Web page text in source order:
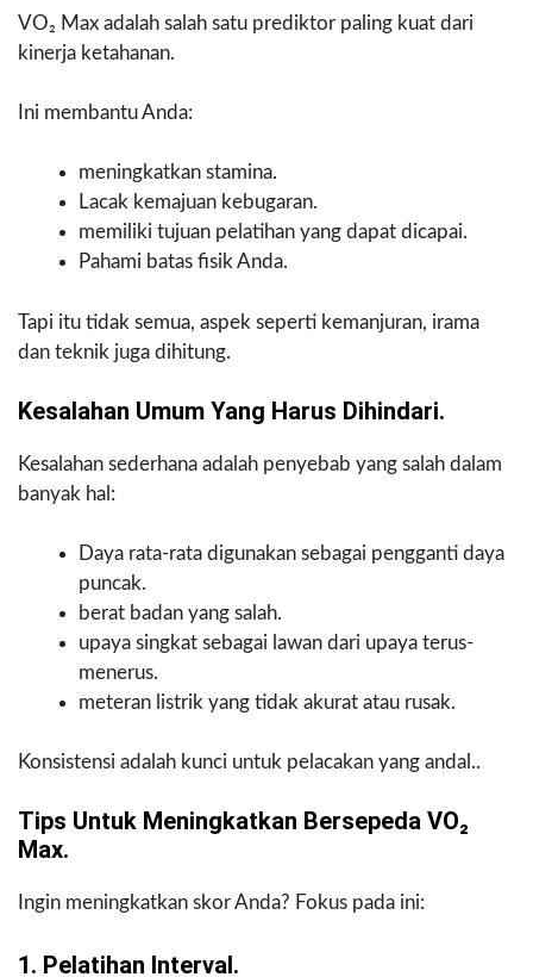
VO₂ Max adalah salah satu prediktor paling kuat dari
kinerja ketahanan.
Ini membantu Anda:
meningkatkan stamina.
Lacak kemajuan kebugaran.
memiliki tujuan pelatihan yang dapat dicapai.
Pahami batas fisik Anda.
Tapi itu tidak semua, aspek seperti kemanjuran, irama
dan teknik juga dihitung.
Kesalahan Umum Yang Harus Dihindari.
Kesalahan sederhana adalah penyebab yang salah dalam
banyak hal:
Daya rata-rata digunakan sebagai pengganti daya
puncak.
berat badan yang salah.
upaya singkat sebagai lawan dari upaya terus-
menerus.
meteran listrik yang tidak akurat atau rusak.
Konsistensi adalah kunci untuk pelacakan yang andal..
Tips Untuk Meningkatkan Bersepeda VO₂
Max.
Ingin meningkatkan skor Anda? Fokus pada ini:
1. Pelatihan Interval.